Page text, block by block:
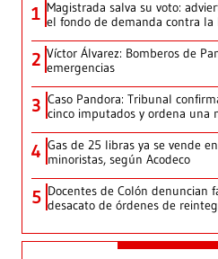
1 Magistrada salva su voto:
el fondo de demanda contra la
2 Víctor Álvarez: Bomberos de
emergencias
3 Caso Pandora: Tribunal
cinco imputados y ordena una
4 Gas de 25 libras ya se vende
minoristas, según Acodeco
5 Docentes de Colón denuncian
desacato de órdenes de